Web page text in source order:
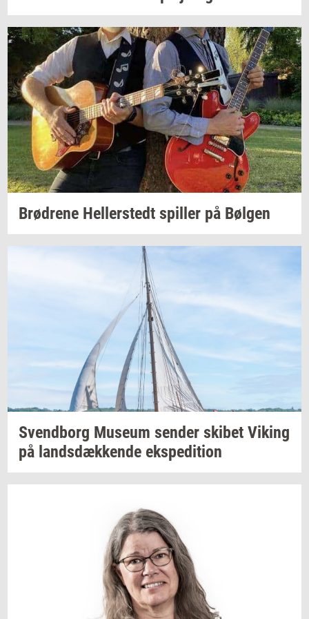
Brød­re­ne Hel­ler­stedt spil­ler på Bøl­gen
Svend­borg Mu­se­um sen­der ski­bet Viking
på lands­dæk­ken­de eks­pe­di­tion